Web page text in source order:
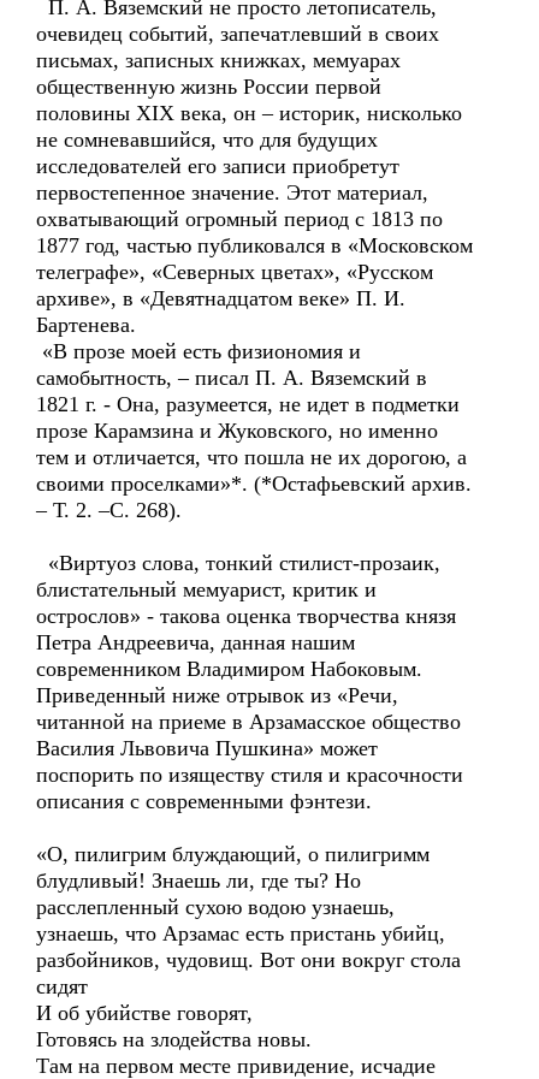
П. А. Вяземский не просто летописатель,
очевидец событий, запечатлевший в своих
письмах, записных книжках, мемуарах
общественную жизнь России первой
половины XIX века, он – историк, нисколько
не сомневавшийся, что для будущих
исследователей его записи приобретут
первостепенное значение. Этот материал,
охватывающий огромный период с 1813 по
1877 год, частью публиковался в «Московском
телеграфе», «Северных цветах», «Русском
архиве», в «Девятнадцатом веке» П. И.
Бартенева.
«В прозе моей есть физиономия и
самобытность, – писал П. А. Вяземский в
1821 г. - Она, разумеется, не идет в подметки
прозе Карамзина и Жуковского, но именно
тем и отличается, что пошла не их дорогою, а
своими проселками»*. (*Остафьевский архив.
– Т. 2. –С. 268).
«Виртуоз слова, тонкий стилист-прозаик,
блистательный мемуарист, критик и
острослов» - такова оценка творчества князя
Петра Андреевича, данная нашим
современником Владимиром Набоковым.
Приведенный ниже отрывок из «Речи,
читанной на приеме в Арзамасское общество
Василия Львовича Пушкина» может
поспорить по изяществу стиля и красочности
описания с современными фэнтези.
«О, пилигрим блуждающий, о пилигримм
блудливый! Знаешь ли, где ты? Но
расслепленный сухою водою узнаешь,
узнаешь, что Арзамас есть пристань убийц,
разбойников, чудовищ. Вот они вокруг стола
сидят
И об убийстве говорят,
Готовясь на злодейства новы.
Там на первом месте привидение, исчадие